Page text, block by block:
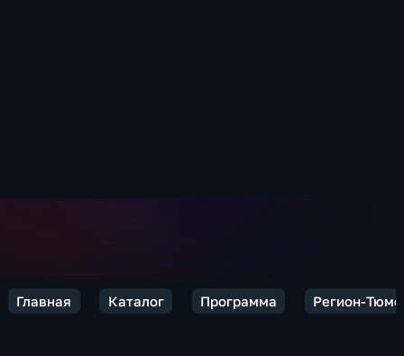
Главная Каталог Программа Регион-